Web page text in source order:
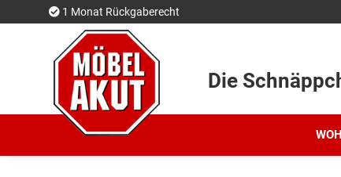
1 Monat Rückgaberecht
Die